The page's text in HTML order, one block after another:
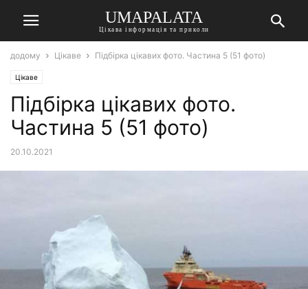
UMAPALATA
Цікава інформація та приколи
додому Цікаве Підбірка цікавих фото. Частина 5 (51 фото)
Цікаве
Підбірка цікавих фото.
Частина 5 (51 фото)
20.10.2021